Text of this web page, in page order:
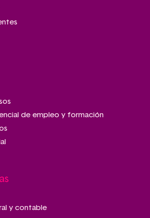
de empleo y formación
y contable